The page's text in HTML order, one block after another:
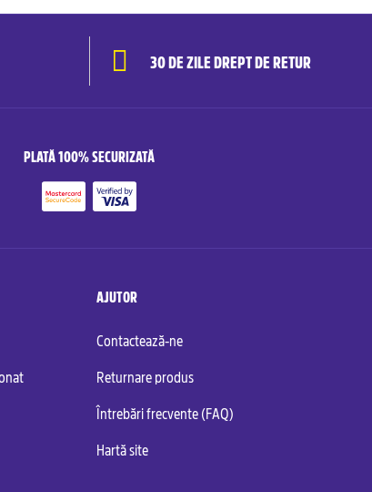
30 DE ZILE DREPT DE RETUR
PLATĂ 100% SECURIZATĂ
AJUTOR
Contactează-ne
Returnare produs
Întrebări frecvente (FAQ)
Hartă site